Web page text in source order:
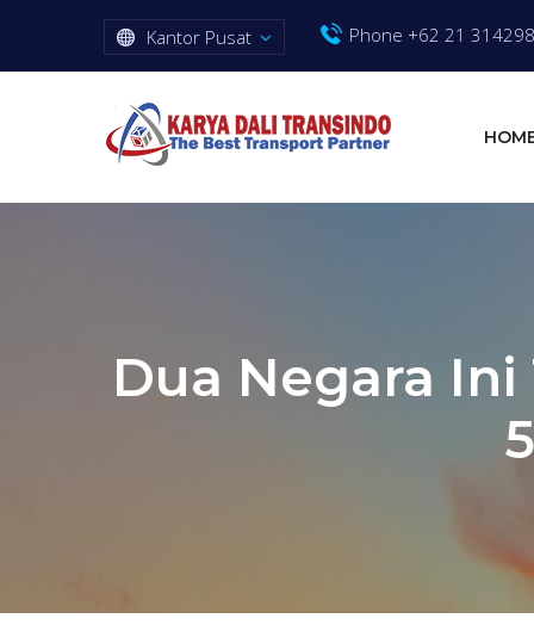
Kantor Pusat Phone +62 21
Dua Negara